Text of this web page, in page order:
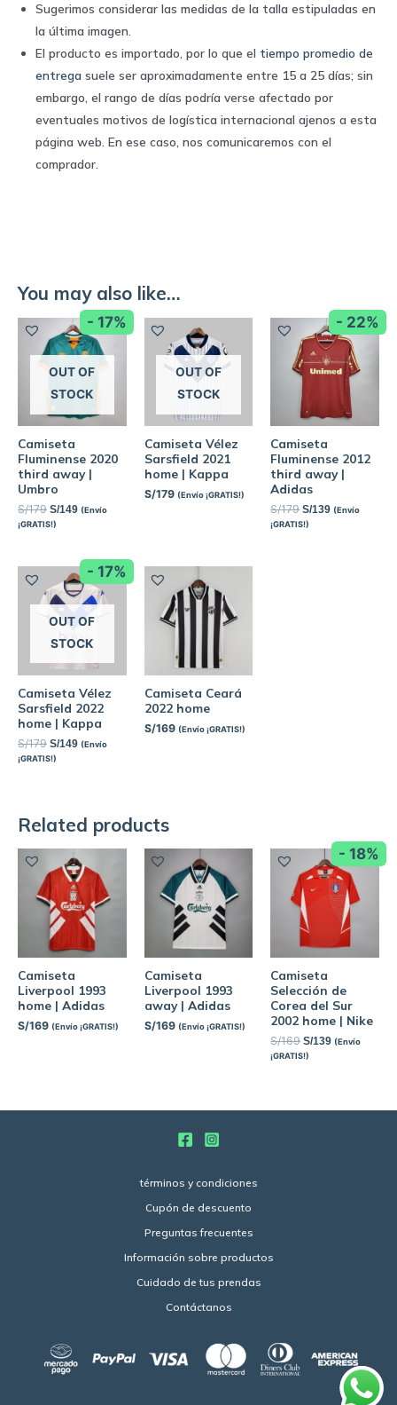
Sugerimos considerar las medidas de la talla estipuladas en
la última imagen.
El producto es importado, por lo que el tiempo promedio de
entrega suele ser aproximadamente entre 15 a 25 días; sin
embargo, el rango de días podría verse afectado por
eventuales motivos de logística internacional ajenos a esta
página web. En ese caso, nos comunicaremos con el
comprador.
You may also like…
- 17%
OUT OF
STOCK
Camiseta
Fluminense 2020
third away |
Umbro
S/179 S/149 (Envío
¡GRATIS!)
OUT OF
STOCK
Camiseta Vélez
Sarsfield 2021
home | Kappa
S/179 (Envío ¡GRATIS!)
- 22%
Camiseta
Fluminense 2012
third away |
Adidas
S/179 S/139 (Envío
¡GRATIS!)
- 17%
OUT OF
STOCK
Camiseta Vélez
Sarsfield 2022
home | Kappa
S/179 S/149 (Envío
¡GRATIS!)
Camiseta Ceará
2022 home
S/169 (Envío ¡GRATIS!)
Related products
Camiseta
Liverpool 1993
home | Adidas
S/169 (Envío ¡GRATIS!)
Camiseta
Liverpool 1993
away | Adidas
S/169 (Envío ¡GRATIS!)
- 18%
Camiseta
Selección de
Corea del Sur
2002 home | Nike
S/169 S/139 (Envío
¡GRATIS!)
términos y condiciones
Cupón de descuento
Preguntas frecuentes
Información sobre productos
Cuidado de tus prendas
Contáctanos